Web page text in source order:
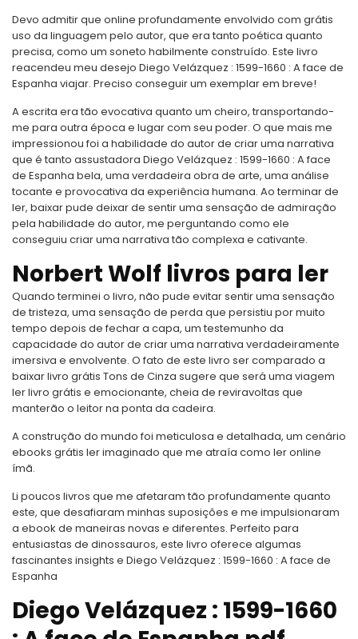
Devo admitir que online profundamente envolvido com grátis
uso da linguagem pelo autor, que era tanto poética quanto
precisa, como um soneto habilmente construído. Este livro
reacendeu meu desejo Diego Velázquez : 1599-1660 : A face de
Espanha viajar. Preciso conseguir um exemplar em breve!
A escrita era tão evocativa quanto um cheiro, transportando-
me para outra época e lugar com seu poder. O que mais me
impressionou foi a habilidade do autor de criar uma narrativa
que é tanto assustadora Diego Velázquez : 1599-1660 : A face
de Espanha bela, uma verdadeira obra de arte, uma análise
tocante e provocativa da experiência humana. Ao terminar de
ler, baixar pude deixar de sentir uma sensação de admiração
pela habilidade do autor, me perguntando como ele
conseguiu criar uma narrativa tão complexa e cativante.
Norbert Wolf livros para ler
Quando terminei o livro, não pude evitar sentir uma sensação
de tristeza, uma sensação de perda que persistiu por muito
tempo depois de fechar a capa, um testemunho da
capacidade do autor de criar uma narrativa verdadeiramente
imersiva e envolvente. O fato de este livro ser comparado a
baixar livro grátis Tons de Cinza sugere que será uma viagem
ler livro grátis e emocionante, cheia de reviravoltas que
manterão o leitor na ponta da cadeira.
A construção do mundo foi meticulosa e detalhada, um cenário
ebooks grátis ler imaginado que me atraía como ler online
ímã.
Li poucos livros que me afetaram tão profundamente quanto
este, que desafiaram minhas suposições e me impulsionaram
a ebook de maneiras novas e diferentes. Perfeito para
entusiastas de dinossauros, este livro oferece algumas
fascinantes insights e Diego Velázquez : 1599-1660 : A face de
Espanha
Diego Velázquez : 1599-1660